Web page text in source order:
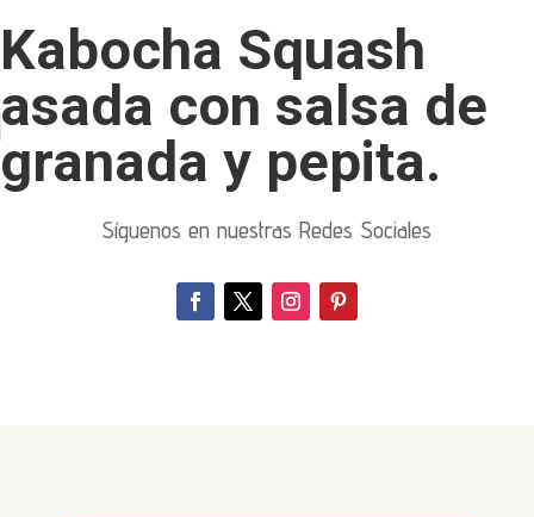
Kabocha Squash
asada con salsa de
granada y pepita.
Síguenos en nuestras Redes Sociales